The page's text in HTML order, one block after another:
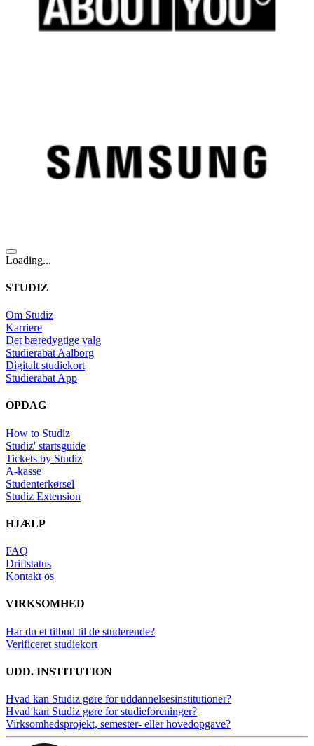
Loading...
STUDIZ
Om Studiz
Karriere
Det bæredygtige valg
Studierabat Aalborg
Digitalt studiekort
Studierabat App
OPDAG
How to Studiz
Studiz' startsguide
Tickets by Studiz
A-kasse
Studenterkørsel
Studiz Extension
HJÆLP
FAQ
Driftstatus
Kontakt os
VIRKSOMHED
Har du et tilbud til de studerende?
Verificeret studiekort
UDD. INSTITUTION
Hvad kan Studiz gøre for uddannelsesinstitutioner?
Hvad kan Studiz gøre for studieforeninger?
Virksomhedsprojekt, semester- eller hovedopgave?